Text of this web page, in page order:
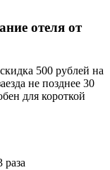
отеля от
500 рублей на
не позднее 30
для короткой
раза